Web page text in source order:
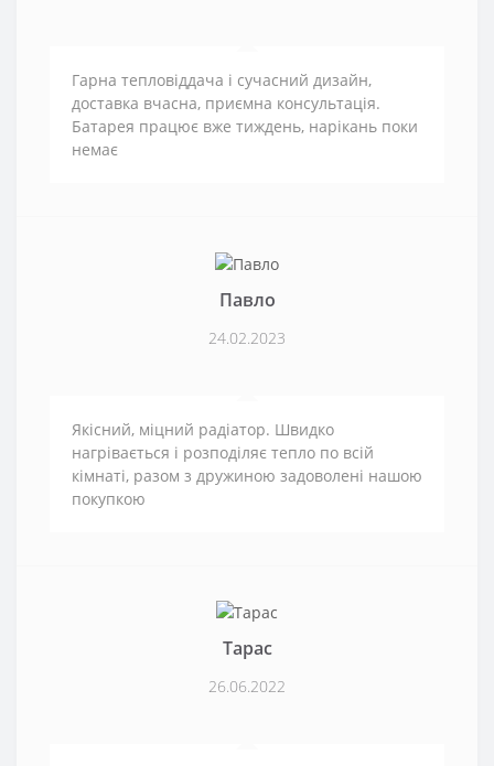
Гарна тепловіддача і сучасний дизайн,
доставка вчасна, приємна консультація.
Батарея працює вже тиждень, нарікань поки
немає
Павло
24.02.2023
Якісний, міцний радіатор. Швидко
нагрівається і розподіляє тепло по всій
кімнаті, разом з дружиною задоволені нашою
покупкою
Тарас
26.06.2022